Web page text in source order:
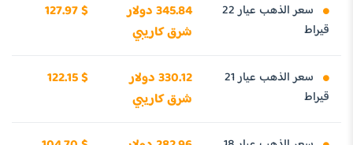
سعر الذهب عيار 22
قيراط
345.84 دولار
شرق كاريبي
127.97 $
سعر الذهب عيار 21
قيراط
330.12 دولار
شرق كاريبي
122.15 $